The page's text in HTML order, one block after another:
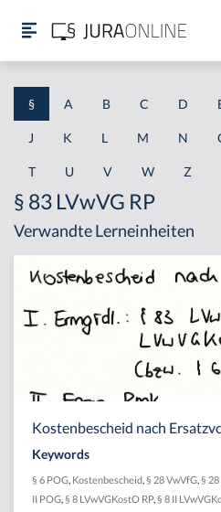
§ A B C D
J K L M N
T U V W Z
§ 83 LVwVG RP
Verwandte Lerneinheiten
Kostenbescheid nach
Keywords
§ 6 POG Kostenbescheid § 28 VwVfG § 28
II POG § 8 LVwVGKostO RP, § 8 II